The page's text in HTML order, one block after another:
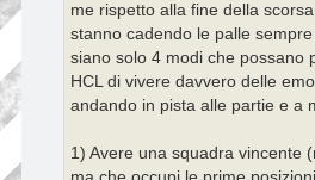
me rispetto alla fine della
stanno cadendo le palle
siano solo 4 modi che possano
HCL di vivere davvero delle
andando in pista alle partie e a
1) Avere una squadra vincente